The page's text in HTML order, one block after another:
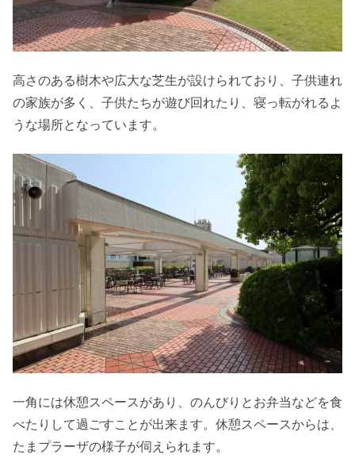
高さのある樹木や広大な芝生が設けられており、子供連れ
の家族が多く、子供たちが遊び回れたり、寝っ転がれるよ
うな場所となっています。
一角には休憩スペースがあり、のんびりとお弁当などを食
べたりして過ごすことが出来ます。休憩スペースからは、
たまプラーザの様子が伺えられます。